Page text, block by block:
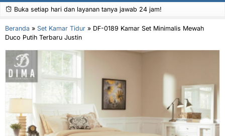
Buka setiap hari dan layanan tanya jawab 24 jam!
Beranda » Set Kamar Tidur » DF-0189 Kamar Set Minimalis Mewah
Duco Putih Terbaru Justin